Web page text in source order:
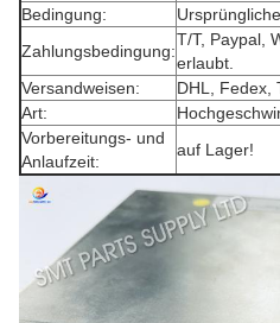
Bedingung:
Zahlungsbedingung:
T/T, Paypal,
erlaubt.
Versandweisen:
DHL, Fedex,
Art:
Vorbereitungs- und
Anlaufzeit:
auf Lager!